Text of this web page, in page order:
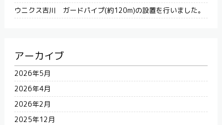
ウニクス吉川 ガードパイプ(約120m)の設置を行いました。
アーカイブ
2026年5月
2026年4月
2026年2月
2025年12月